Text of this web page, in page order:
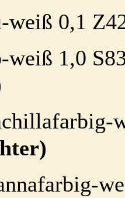
0,1
1,0